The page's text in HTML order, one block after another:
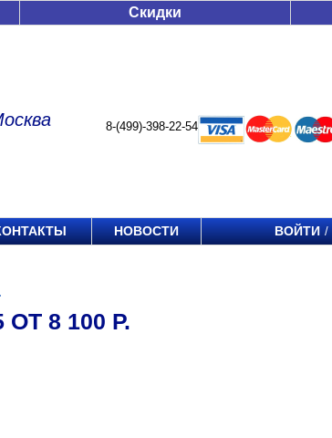
Скидки
8-(499)-398-22-54
НОВОСТИ ВОЙТИ /
ОТ 8 100 Р.